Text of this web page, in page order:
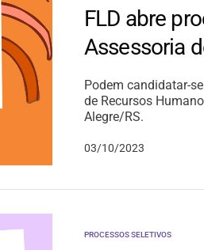
FLD abre
Assessoria
Podem candidatar-
de Recursos
Alegre/RS.
03/10/2023
PROCESSOS SELETIVOS